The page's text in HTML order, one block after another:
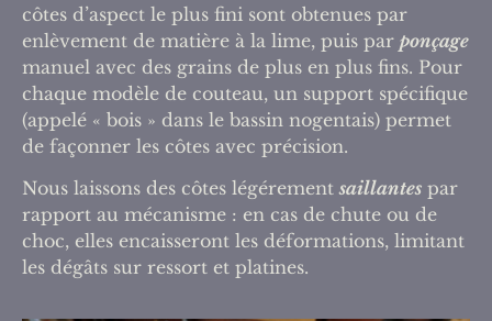
côtes d’aspect le plus fini sont obtenues par
enlèvement de matière à la lime, puis par ponçage
manuel avec des grains de plus en plus fins. Pour
chaque modèle de couteau, un support spécifique
(appelé « bois » dans le bassin nogentais) permet
de façonner les côtes avec précision.
Nous laissons des côtes légérementsaillantes par
rapport au mécanisme : en cas de chute ou de
choc, elles encaisseront les déformations, limitant
les dégâts sur ressort et platines.